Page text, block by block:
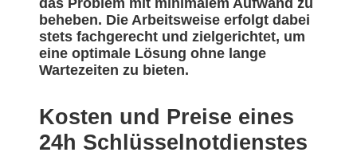
das Problem mit minimalem Aufwand zu
beheben. Die Arbeitsweise erfolgt dabei
stets fachgerecht und zielgerichtet, um
eine optimale Lösung ohne lange
Wartezeiten zu bieten.
Kosten und Preise eines
24h Schlüsselnotdienstes